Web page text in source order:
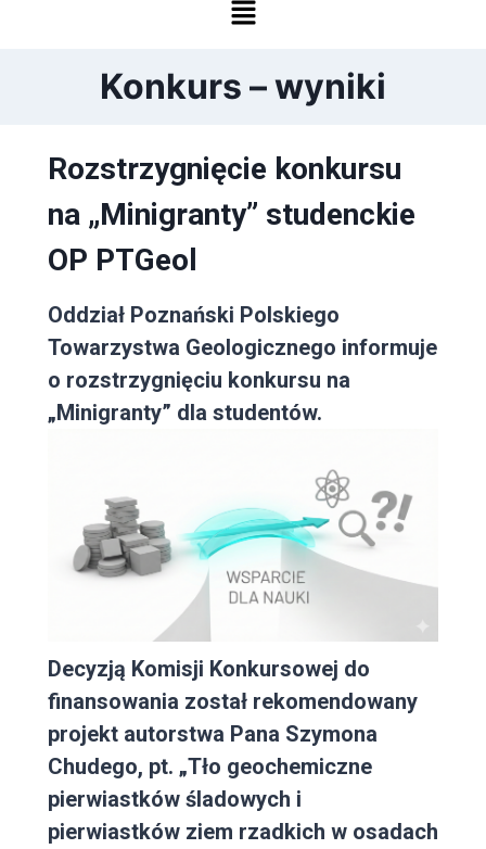
Konkurs – wyniki
Rozstrzygnięcie konkursu
na „Minigranty” studenckie
OP PTGeol
Oddział Poznański Polskiego
Towarzystwa Geologicznego informuje
o rozstrzygnięciu konkursu na
„Minigranty” dla studentów.
Decyzją Komisji Konkursowej do
finansowania został rekomendowany
projekt autorstwa Pana Szymona
Chudego, pt. „Tło geochemiczne
pierwiastków śladowych i
pierwiastków ziem rzadkich w osadach